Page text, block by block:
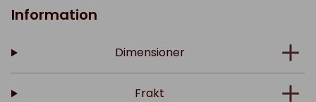
Information
Dimensioner
Frakt